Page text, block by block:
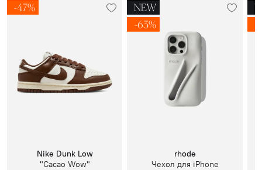
-47%
Nike Dunk Low
"Cacao Wow"
NEW
-63%
rhode
Чехол для iPhone